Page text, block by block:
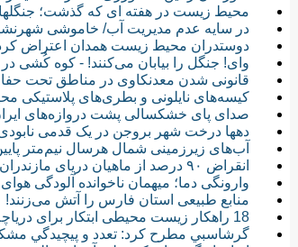
محیط زیست در هفته ای که گذشت؛ جنگلهای ایران
در سایه عدم مدیریت آب/ خاموشی
دوستدران محیط زیست همدان اعتراض
وای! جنگل را بیابان می‌کنند! - کوه کُشی
قانونی شد‌‌ن معد‌‌نکاوی د‌‌ر مناطق تحت
کیسه‌های نایلونی و بطری‌های پلاستیکی
صدای پای خشکسالی پشت دروازه‌های
دهها درخت شهر بروجن در یک قدمی
آب‌های زیرزمینی شمال هرسال نیم‌متر
انقراض ۹۰ درصد از ماهیان دریای مازندران
وارونگی دما؛ میهمان ناخوانده آلودگی
منابع طبیعی استان فارس را آتش می‌زنند!
18 راهکار زیست محیطی ابتکار برای دریاچه ارومیه
گرشاسبي مطرح كرد: تعدد و پيچيدگي